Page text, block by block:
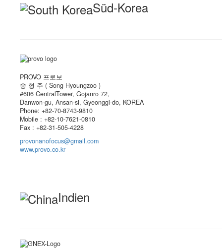
Süd-Korea
PROVO 프로보
송 형 주 ( Song Hyoungzoo )
#606 CentralTower, Gojanro 72,
Danwon-gu, Ansan-si, Gyeonggi-do, KOREA
Phone: +82-70-8743-9810
Mobile : +82-10-7621-0810
Fax : +82-31-505-4228
provonanofocus@gmail.com
www.provo.co.kr
Indien